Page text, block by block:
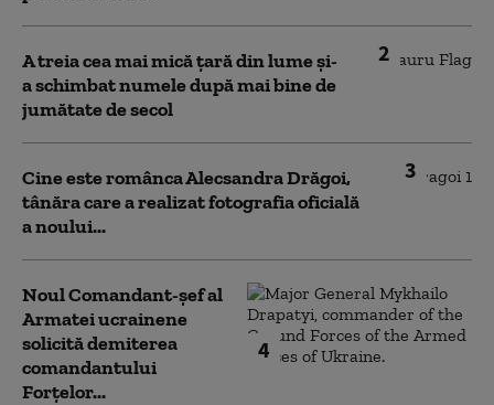
2
A treia cea mai mică țară din lume și-
a schimbat numele după mai bine de
jumătate de secol
3
Cine este românca Alecsandra Drăgoi,
tânăra care a realizat fotografia oficială
a noului...
4
Noul Comandant-șef al
Armatei ucrainene
solicită demiterea
comandantului
Forțelor...